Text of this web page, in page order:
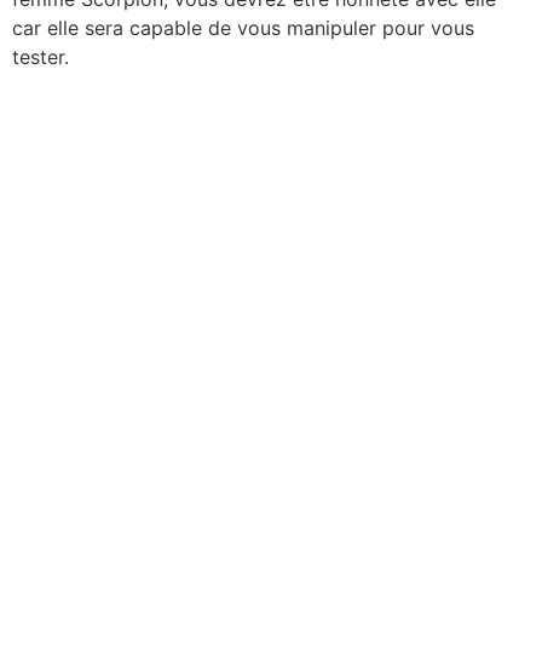
car elle sera capable de vous manipuler pour vous
tester.